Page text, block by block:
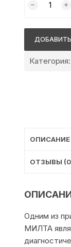
товара
ОПИСАНИЕ
ОТЗЫВЫ
Одним из
МИЛТА